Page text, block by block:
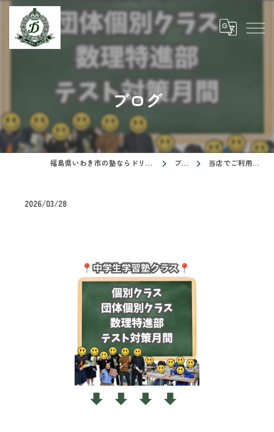
ブログ
福島県いわき市の塾ならドリームスクール ブログ 当店でご利用いただ…
2026/03/28